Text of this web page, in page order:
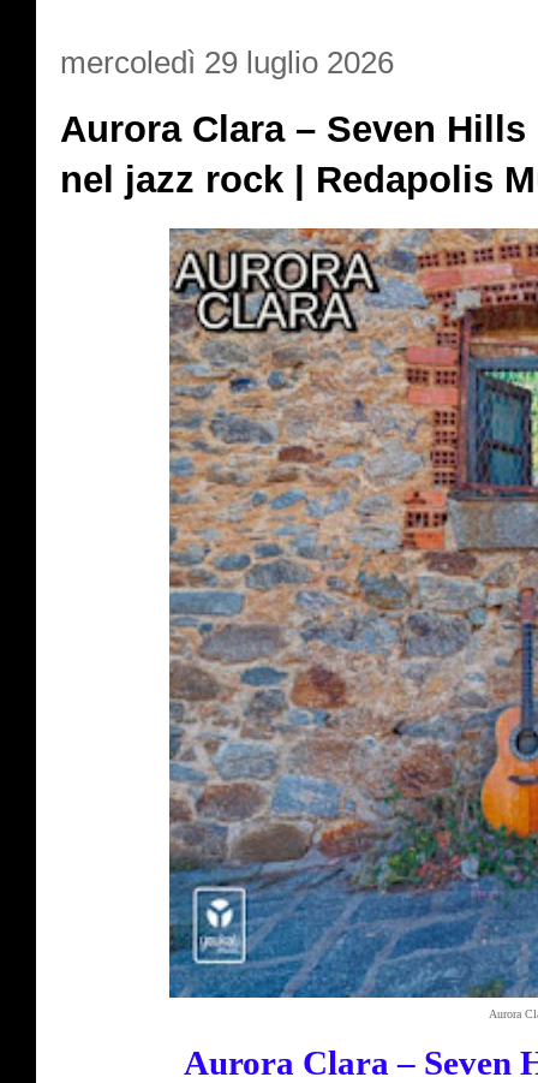
mercoledì 29 luglio 2026
Aurora Clara – Seven
nel jazz rock | Redapolis
Aurora
Aurora Clara – Seven